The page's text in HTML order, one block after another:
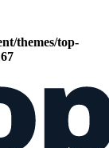
themes/top-